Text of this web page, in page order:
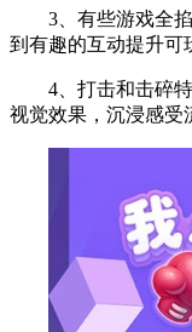
3、有些游戏全掐
到有趣的互动提升可
4、打击和击碎特
视觉效果，沉浸感受